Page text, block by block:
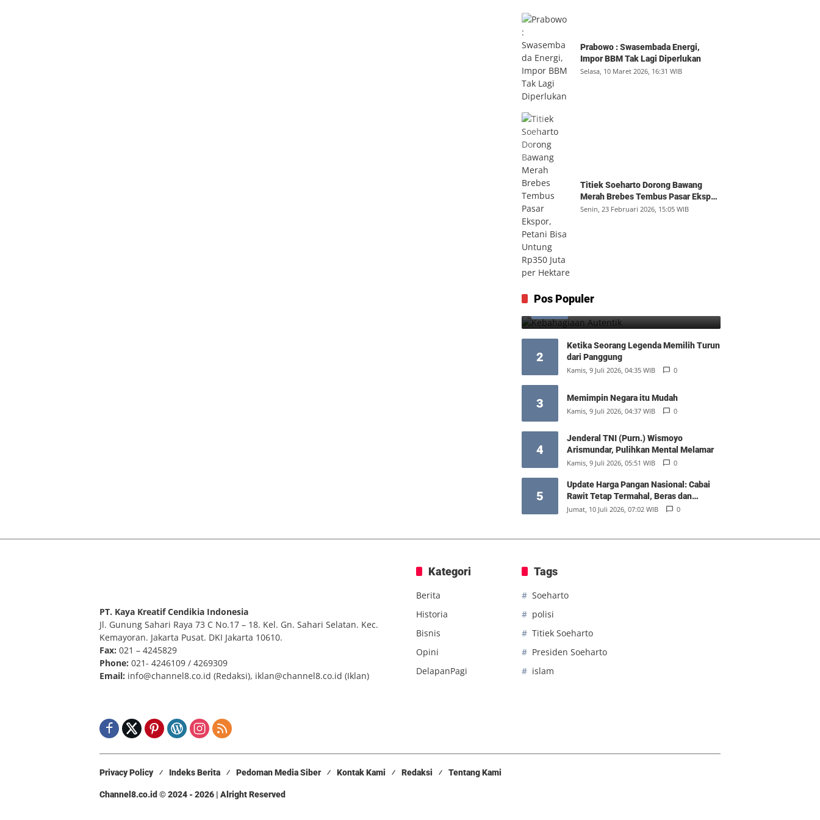
Prabowo : Swasembada Energi,
Impor BBM Tak Lagi Diperlukan
Selasa, 10 Maret 2026, 16:31 WIB
Titiek Soeharto Dorong Bawang
Merah Brebes Tembus Pasar Ekspor,
Petani Bisa Untung Rp350 Juta per
Senin, 23 Februari 2026, 15:05 WIB
Pos Populer
1 Kebahagiaan Autentik
2
Ketika Seorang Legenda Memilih Turun
dari Panggung
Kamis, 9 Juli 2026, 04:35 WIB 0
3 Memimpin Negara itu Mudah
Kamis, 9 Juli 2026, 04:37 WIB 0
4
Jenderal TNI (Purn.) Wismoyo
Arismundar, Pulihkan Mental Melamar
Kamis, 9 Juli 2026, 05:51 WIB 0
5
Update Harga Pangan Nasional: Cabai
Rawit Tetap Termahal, Beras dan
Minyak Goreng Stabil
Jumat, 10 Juli 2026, 07:02 WIB 0
PT. Kaya Kreatif Cendikia Indonesia
Jl. Gunung Sahari Raya 73 C No.17 – 18. Kel. Gn. Sahari Selatan. Kec.
Kemayoran. Jakarta Pusat. DKI Jakarta 10610.
Fax: 021 – 4245829
Phone: 021- 4246109 / 4269309
Email: info@channel8.co.id (Redaksi), iklan@channel8.co.id (Iklan)
Kategori
Berita
Historia
Bisnis
Opini
DelapanPagi
Tags
Soeharto
polisi
Titiek Soeharto
Presiden Soeharto
islam
Privacy Policy Indeks Berita Pedoman Media Siber Kontak Kami Redaksi Tentang Kami
Channel8.co.id © 2024 - 2026 | Alright Reserved